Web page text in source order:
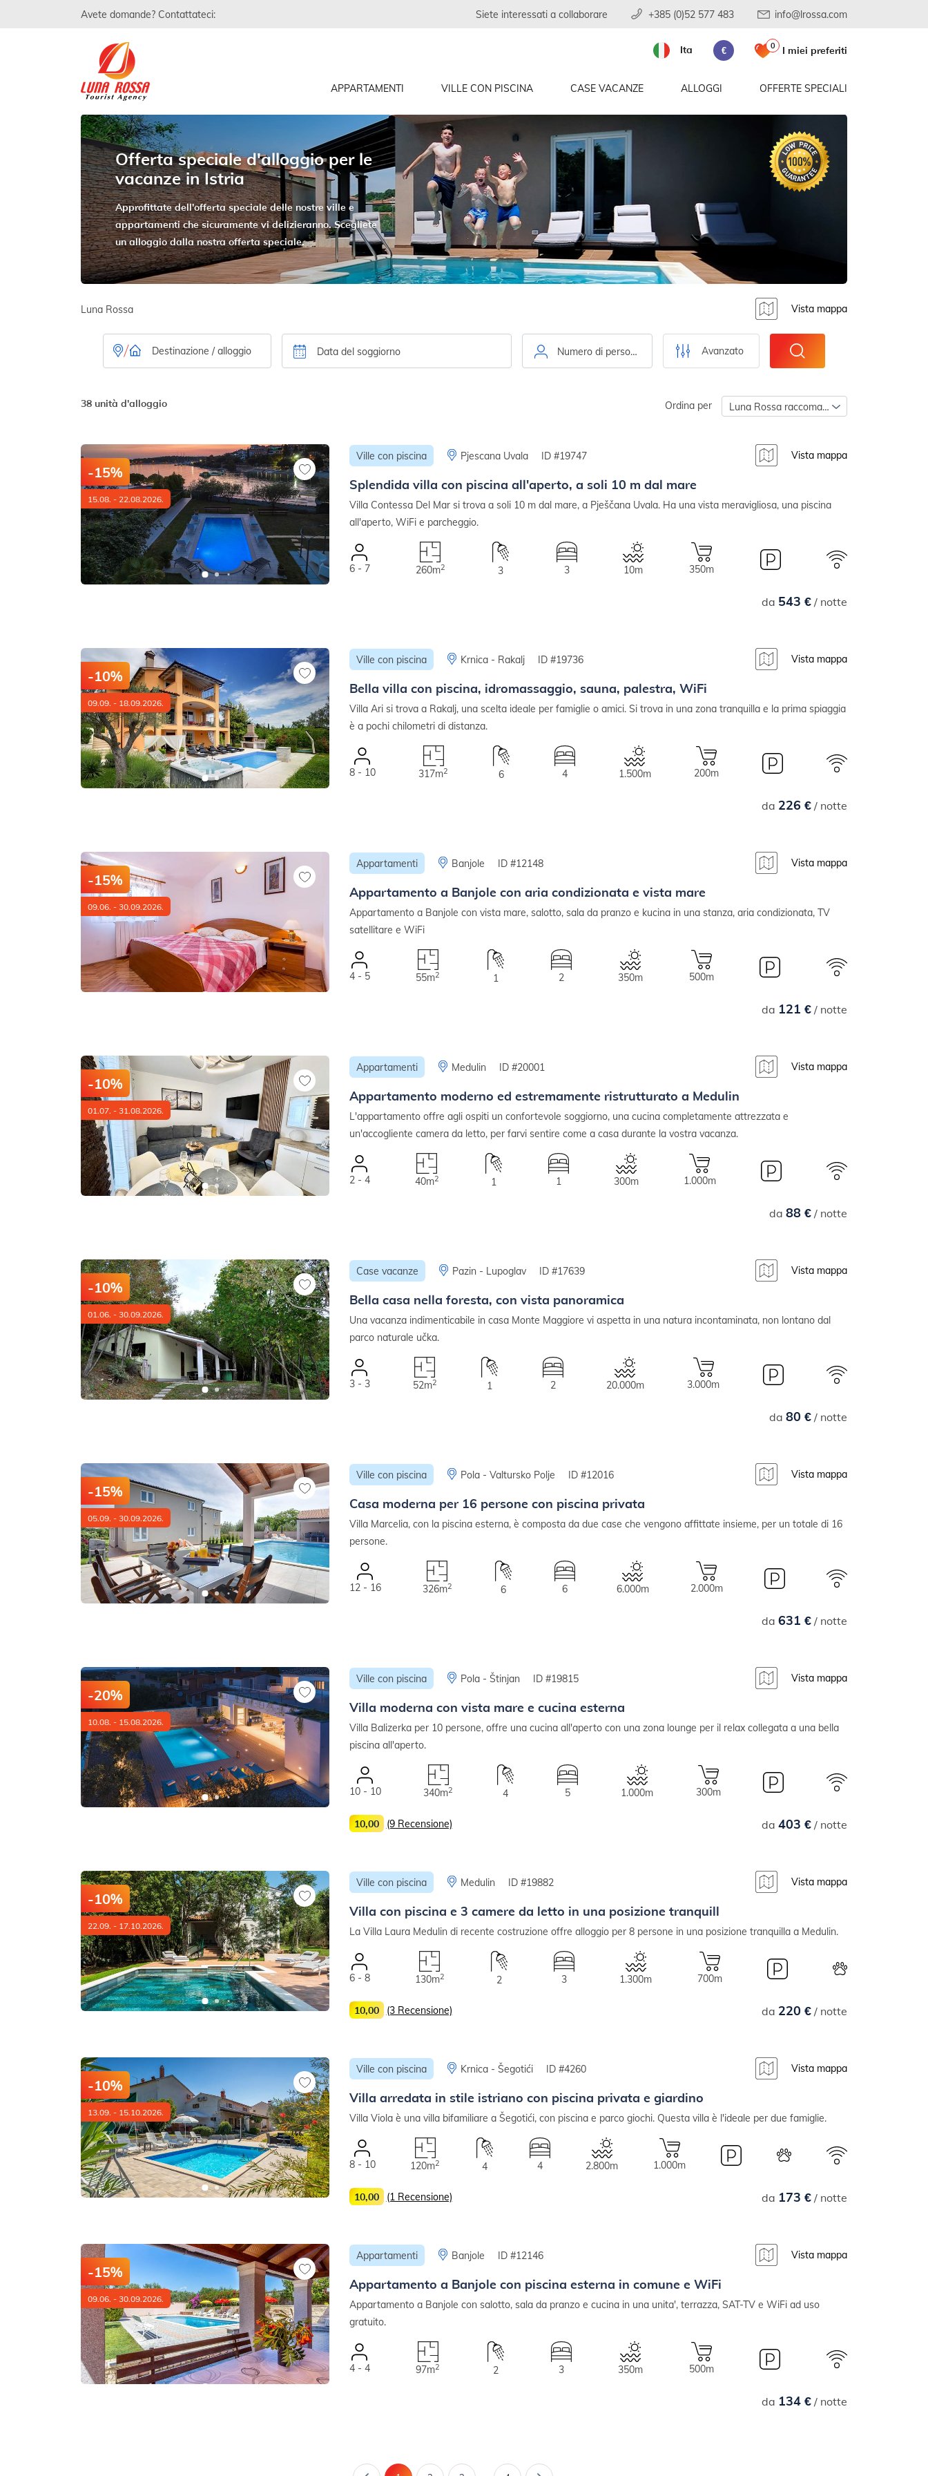
Avete domande? Contattateci: Siete interessati a collaborare +385 (0)52 577 483 info@lrossa.com
APPARTAMENTI VILLE CON PISCINA CASE VACANZE ALLOGGI OFFERTE SPECIALI
Ita € 0 I miei preferiti
Offerta speciale d'alloggio per le
vacanze in Istria
Approfittate dell'offerta speciale delle nostre ville e
appartamenti che sicuramente vi delizieranno. Scegliete
un alloggio dalla nostra offerta speciale.
Luna Rossa Vista mappa
Numero di persone Avanzato
38 unità d'alloggio Ordina per Luna Rossa raccomanda
-15%
15.08. - 22.08.2026.
Ville con piscina Pjescana Uvala ID #19747 Vista mappa
Splendida villa con piscina all'aperto, a soli 10 m dal mare
Villa Contessa Del Mar si trova a soli 10 m dal mare, a Pješčana Uvala. Ha una vista meravigliosa, una piscina
all'aperto, WiFi e parcheggio.
6 - 7 260m2 3 3 10m 350m
da 543 €/ notte
-10%
09.09. - 18.09.2026.
Ville con piscina Krnica - Rakalj ID #19736 Vista mappa
Bella villa con piscina, idromassaggio, sauna, palestra, WiFi
Villa Ari si trova a Rakalj, una scelta ideale per famiglie o amici. Si trova in una zona tranquilla e la prima spiaggia
è a pochi chilometri di distanza.
8 - 10 317m2 6 4 1.500m 200m
da 226 €/ notte
-15%
09.06. - 30.09.2026.
Appartamenti Banjole ID #12148 Vista mappa
Appartamento a Banjole con aria condizionata e vista mare
Appartamento a Banjole con vista mare, salotto, sala da pranzo e kucina in una stanza, aria condizionata, TV
satellitare e WiFi
4 - 5 55m2 1 2 350m 500m
da 121 €/ notte
-10%
01.07. - 31.08.2026.
Appartamenti Medulin ID #20001 Vista mappa
Appartamento moderno ed estremamente ristrutturato a Medulin
L'appartamento offre agli ospiti un confortevole soggiorno, una cucina completamente attrezzata e
un'accogliente camera da letto, per farvi sentire come a casa durante la vostra vacanza.
2 - 4 40m2 1 1 300m 1.000m
da 88 €/ notte
-10%
01.06. - 30.09.2026.
Case vacanze Pazin - Lupoglav ID #17639 Vista mappa
Bella casa nella foresta, con vista panoramica
Una vacanza indimenticabile in casa Monte Maggiore vi aspetta in una natura incontaminata, non lontano dal
parco naturale učka.
3 - 3 52m2 1 2 20.000m 3.000m
da 80 €/ notte
-15%
05.09. - 30.09.2026.
Ville con piscina Pola - Valtursko Polje ID #12016 Vista mappa
Casa moderna per 16 persone con piscina privata
Villa Marcelia, con la piscina esterna, è composta da due case che vengono affittate insieme, per un totale di 16
persone.
12 - 16 326m2 6 6 6.000m 2.000m
da 631 €/ notte
-20%
10.08. - 15.08.2026.
Ville con piscina Pola - Štinjan ID #19815 Vista mappa
Villa moderna con vista mare e cucina esterna
Villa Balizerka per 10 persone, offre una cucina all'aperto con una zona lounge per il relax collegata a una bella
piscina all'aperto.
10 - 10 340m2 4 5 1.000m 300m
da 403 €/ notte
10,00 (9 Recensione)
-10%
22.09. - 17.10.2026.
Ville con piscina Medulin ID #19882 Vista mappa
Villa con piscina e 3 camere da letto in una posizione tranquill
La Villa Laura Medulin di recente costruzione offre alloggio per 8 persone in una posizione tranquilla a Medulin.
6 - 8 130m2 2 3 1.300m 700m
da 220 €/ notte
10,00 (3 Recensione)
-10%
13.09. - 15.10.2026.
Ville con piscina Krnica - Šegotići ID #4260 Vista mappa
Villa arredata in stile istriano con piscina privata e giardino
Villa Viola è una villa bifamiliare a Šegotići, con piscina e parco giochi. Questa villa è l'ideale per due famiglie.
8 - 10 120m2 4 4 2.800m 1.000m
da 173 €/ notte
10,00 (1 Recensione)
-15%
09.06. - 30.09.2026.
Appartamenti Banjole ID #12146 Vista mappa
Appartamento a Banjole con piscina esterna in comune e WiFi
Appartamento a Banjole con salotto, sala da pranzo e cucina in una unita', terrazza, SAT-TV e WiFi ad uso
gratuito.
4 - 4 97m2 2 3 350m 500m
da 134 €/ notte